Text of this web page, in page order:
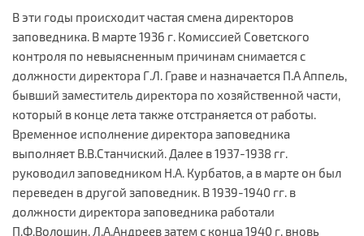
В эти годы происходит частая смена директоров
заповедника. В марте 1936 г. Комиссией Советского
контроля по невыясненным причинам снимается с
должности директора Г.Л. Граве и назначается П.А Аппель,
бывший заместитель директора по хозяйственной части,
который в конце лета также отстраняется от работы.
Временное исполнение директора заповедника
выполняет В.В.Станчиский. Далее в 1937-1938 гг.
руководил заповедником Н.А. Курбатов, а в марте он был
переведен в другой заповедник. В 1939-1940 гг. в
должности директора заповедника работали
П.Ф.Волошин, Л.А.Андреев затем с конца 1940 г. вновь